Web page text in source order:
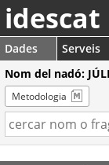
idescat
Dades Serveis
Nom del nadó:
Metodologia